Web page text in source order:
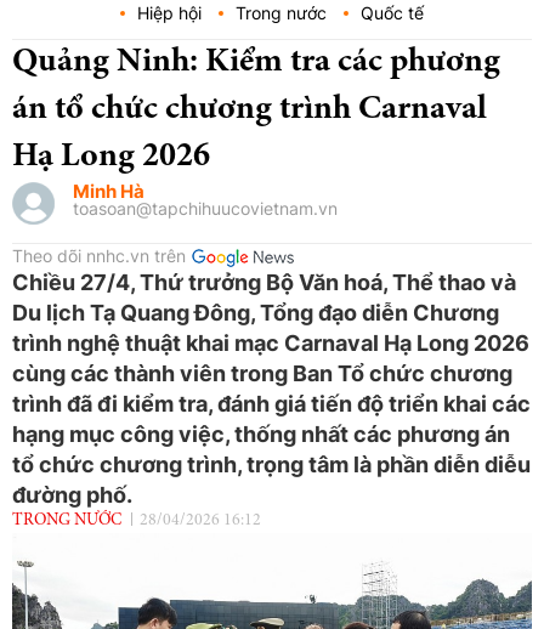
Hiệp hội Trong nước Quốc tế
Quảng Ninh: Kiểm tra các phương
án tổ chức chương trình Carnaval
Hạ Long 2026
Minh Hà
toasoan@tapchihuucovietnam.vn
Theo dõi nnhc.vn trên
Chiều 27/4, Thứ trưởng Bộ Văn hoá, Thể thao và
Du lịch Tạ Quang Đông, Tổng đạo diễn Chương
trình nghệ thuật khai mạc Carnaval Hạ Long 2026
cùng các thành viên trong Ban Tổ chức chương
trình đã đi kiểm tra, đánh giá tiến độ triển khai các
hạng mục công việc, thống nhất các phương án
tổ chức chương trình, trọng tâm là phần diễn diễu
đường phố.
TRONG NƯỚC 28/04/2026 16:12